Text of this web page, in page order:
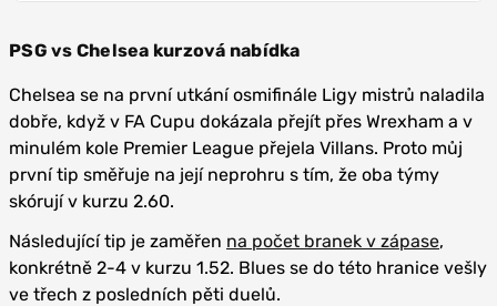
PSG vs Chelsea kurzová nabídka
Chelsea se na první utkání osmifinále Ligy mistrů naladila
dobře, když v FA Cupu dokázala přejít přes Wrexham a v
minulém kole Premier League přejela Villans. Proto můj
první tip směřuje na její neprohru s tím, že oba týmy
skórují v kurzu 2.60.
Následující tip je zaměřen na počet branek v zápase,
konkrétně 2-4 v kurzu 1.52. Blues se do této hranice vešly
ve třech z posledních pěti duelů.